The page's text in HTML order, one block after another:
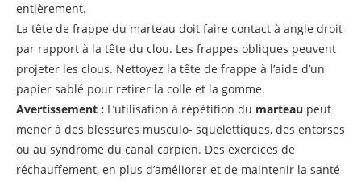
entièrement.
La tête de frappe du marteau doit faire contact à angle droit
par rapport à la tête du clou. Les frappes obliques peuvent
projeter les clous. Nettoyez la tête de frappe à l’aide d’un
papier sablé pour retirer la colle et la gomme.
Avertissement : L’utilisation à répétition du marteau peut
mener à des blessures musculo- squelettiques, des entorses
ou au syndrome du canal carpien. Des exercices de
réchauffement, en plus d’améliorer et de maintenir la santé